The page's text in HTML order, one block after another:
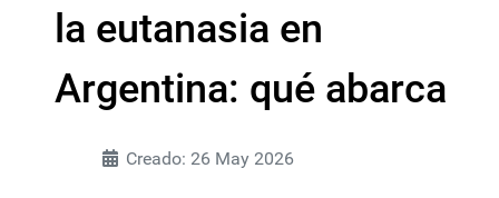
la eutanasia en
Argentina: qué abarca
Creado: 26 May 2026